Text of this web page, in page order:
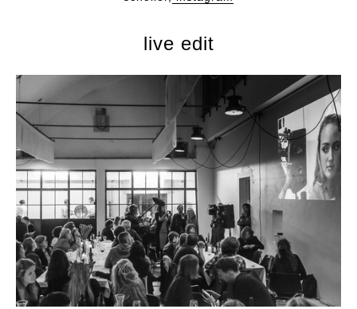
live edit